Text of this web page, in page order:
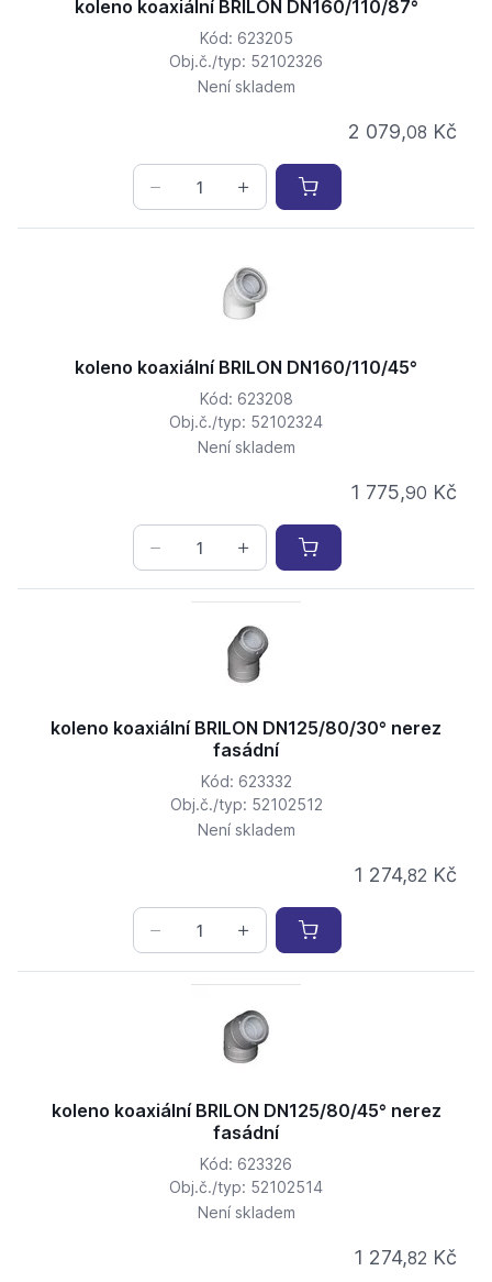
koleno koaxiální BRILON DN160/110/87°
Kód: 623205
Obj.č./typ: 52102326
Není skladem
2 079,08 Kč
koleno koaxiální BRILON DN160/110/45°
Kód: 623208
Obj.č./typ: 52102324
Není skladem
1 775,90 Kč
koleno koaxiální BRILON DN125/80/30° nerez
fasádní
Kód: 623332
Obj.č./typ: 52102512
Není skladem
1 274,82 Kč
koleno koaxiální BRILON DN125/80/45° nerez
fasádní
Kód: 623326
Obj.č./typ: 52102514
Není skladem
1 274,82 Kč